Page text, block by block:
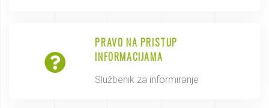
PRAVO NA PRISTUP
INFORMACIJAMA
Službenik za informiranje